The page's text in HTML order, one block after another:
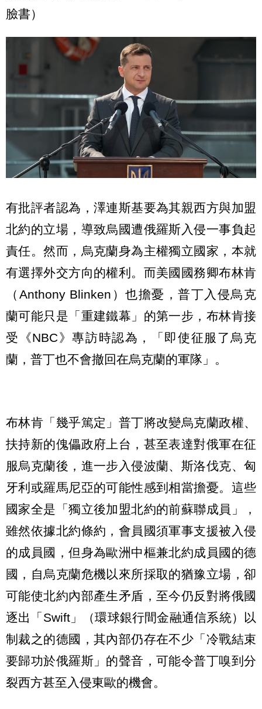
臉書）
有批評者認為，澤連斯基要為其親西方與加盟
北約的立場，導致烏國遭俄羅斯入侵一事負起
責任。然而，烏克蘭身為主權獨立國家，本就
有選擇外交方向的權利。而美國國務卿布林肯
（Anthony Blinken）也擔憂，普丁入侵烏克
蘭可能只是「重建鐵幕」的第一步，布林肯接
受《NBC》專訪時認為，「即使征服了烏克
蘭，普丁也不會撤回在烏克蘭的軍隊」。
布林肯「幾乎篤定」普丁將改變烏克蘭政權、
扶持新的傀儡政府上台，甚至表達對俄軍在征
服烏克蘭後，進一步入侵波蘭、斯洛伐克、匈
牙利或羅馬尼亞的可能性感到相當擔憂。這些
國家全是「獨立後加盟北約的前蘇聯成員」，
雖然依據北約條約，會員國須軍事支援被入侵
的成員國，但身為歐洲中樞兼北約成員國的德
國，自烏克蘭危機以來所採取的猶豫立場，卻
可能使北約內部產生矛盾，至今仍反對將俄國
逐出「Swift」（環球銀行間金融通信系統）以
制裁之的德國，其內部仍存在不少「冷戰結束
要歸功於俄羅斯」的聲音，可能令普丁嗅到分
裂西方甚至入侵東歐的機會。